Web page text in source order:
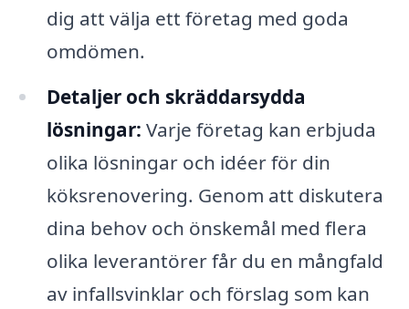
dig att välja ett företag med goda
omdömen.
Detaljer och skräddarsydda
lösningar: Varje företag kan erbjuda
olika lösningar och idéer för din
köksrenovering. Genom att diskutera
dina behov och önskemål med flera
olika leverantörer får du en mångfald
av infallsvinklar och förslag som kan